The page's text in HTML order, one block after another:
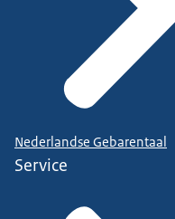
Nederlandse Gebarentaal
Service